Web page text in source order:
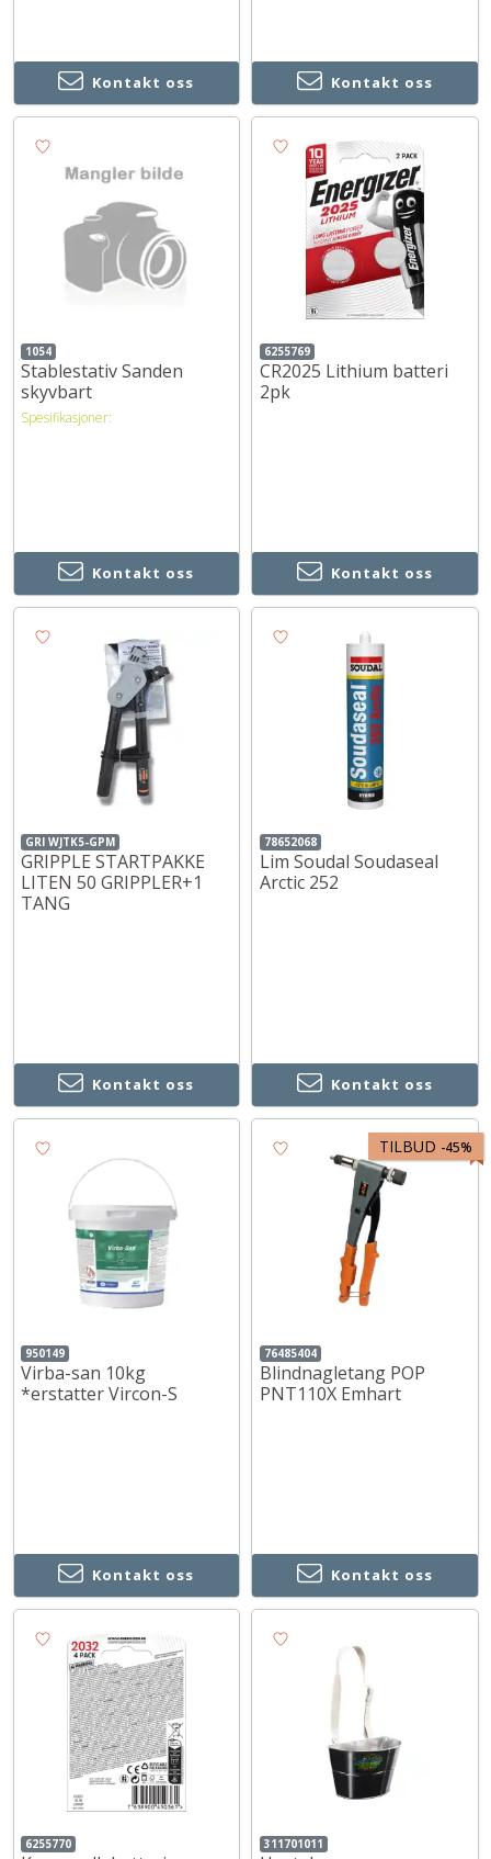
Kontakt oss Kontakt oss
1054
Stablestativ Sanden
skyvbart
Spesifikasjoner:
Kontakt oss
6255769
CR2025 Lithium batteri
2pk
Kontakt oss
GRI WJTK5-GPM
GRIPPLE STARTPAKKE
LITEN 50 GRIPPLER+1
TANG
Kontakt oss
78652068
Lim Soudal Soudaseal
Arctic 252
Kontakt oss
950149
Virba-san 10kg
*erstatter Vircon-S
Kontakt oss
TILBUD -45%
76485404
Blindnagletang POP
PNT110X Emhart
Kontakt oss
6255770 311701011